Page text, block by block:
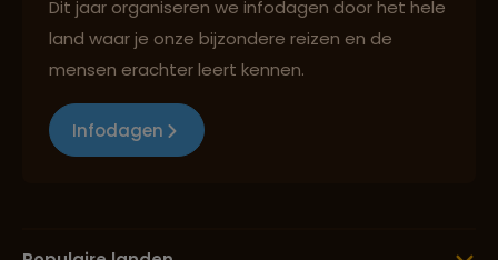
Dit jaar organiseren we infodagen door het hele
land waar je onze bijzondere reizen en de
mensen erachter leert kennen.
Infodagen